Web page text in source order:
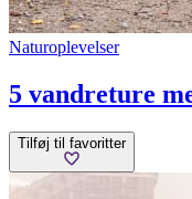
Naturoplevelser
5 vandreture
Tilføj til favoritter